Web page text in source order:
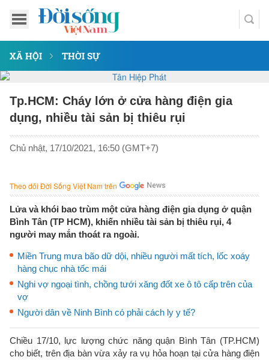
XÃ HỘI THỜI SỰ
Tp.HCM: Cháy lớn ở cửa hàng điện gia
dụng, nhiều tài sản bị thiêu rụi
Chủ nhật, 17/10/2021, 16:50 (GMT+7)
Theo dõi Đời Sống Việt Nam trên
Lửa và khói bao trùm một cửa hàng điện gia dụng ở quận
Bình Tân (TP HCM), khiến nhiều tài sản bị thiêu rụi, 4
người may mắn thoát ra ngoài.
Miền Trung mưa bão dữ dội, nhiều người mất tích, lốc xoáy
hàng chục nhà tốc mái
Nghi vợ ngoại tình, chồng tưới xăng đốt xe ô tô cấp trên của
vợ
Người dân về Ninh Bình có phải cách ly y tế?
Chiều 17/10, lực lượng chức năng quận Bình Tân (TP.HCM)
cho biết, trên địa bàn vừa xảy ra vụ hỏa hoạn tại cửa hàng điện